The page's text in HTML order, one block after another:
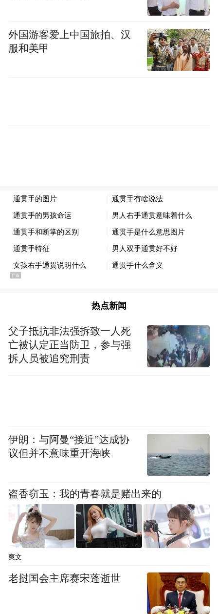
频)为凤凰网旗下自媒体平台“大风号”用户上传并发
布，本平台仅提供信息存储空间服务。
pictures and audios if any) is uploaded and posted
by the user of Dafeng Hao, which is a social media
platform and merely provides information storage
space services.”
外国游客爱上中国旅拍、汉
服和美甲
热点新闻
父子抵抗非法强拆致一人死
亡被认定正当防卫，参与强
拆人员被追究刑责
伊朗：与阿曼“接近”达成协
议但并不意味重开海峡
盗香窃玉：我的青春就是赌出来的
爽文
老挝国会主席赛宋蓬逝世